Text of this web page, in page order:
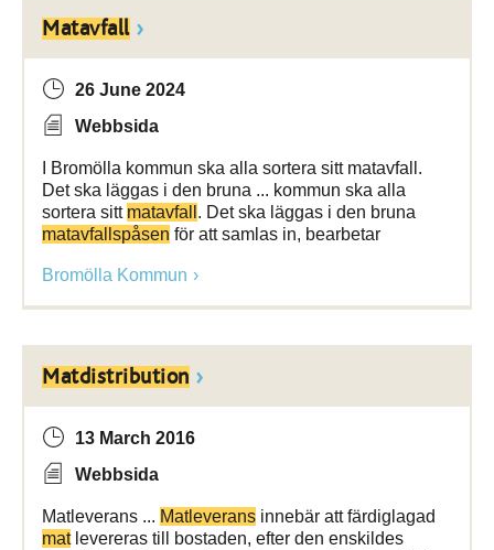
Matavfall
26 June 2024
Webbsida
I Bromölla kommun ska alla sortera sitt matavfall.
Det ska läggas i den bruna ... kommun ska alla
sortera sitt matavfall . Det ska läggas i den bruna
matavfallspåsen för att samlas in, bearbetar
Bromölla Kommun
Matdistribution
13 March 2016
Webbsida
Matleverans ... Matleverans innebär att färdiglagad
matlevereras till bostaden, efter den enskildes